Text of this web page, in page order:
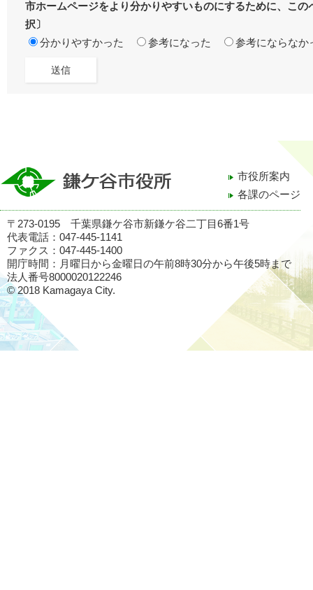
市ホームページをより分かりやすいものにするために、こ
択〕
分かりやすかった
参考になった 参考にならなか
市役所案内
各課のページ
〒273-0195 千葉県鎌ケ谷市新鎌ケ谷二丁目6番1号
代表電話：047-445-1141
ファクス：047-445-1400
開庁時間：月曜日から金曜日の午前8時30分から午後5時まで
法人番号8000020122246
© 2018 Kamagaya City.